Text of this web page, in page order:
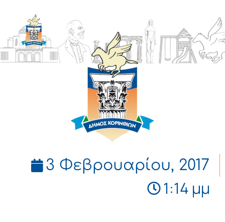
ΔΗΜΟΣ
ΚΟΡΙΝΘΙΩΝ
3 Φεβρουαρίου, 2017
1:14 μμ